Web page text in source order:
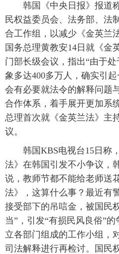
新华电视中文 新
韩国《中央日报》报道称
民权益委员会、法务部、法
合工作组，以减少《金英兰
国务总理黄教安14日就《金
门部长级会议，指出“由于
象多达400多万人，确实引
会有必要就法令的解释问题
合作体系，着手展开更加系
总理首次就《金英兰法》主
议。
韩国KBS电视台15日称
法》在韩国引发不小争议，
说，教师节都不能给老师送
法》，这算什么事？最近有
接受部下的吊唁金，被国民
当”，引发“有损民风良俗”
立各部门组成的工作小组，
司法解释进行再检讨。国民